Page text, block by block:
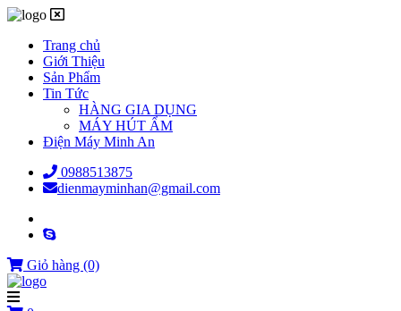
Trang chủ
Giới Thiệu
Sản Phẩm
Tin Tức
HÀNG GIA DỤNG
MÁY HÚT ẨM
Điện Máy Minh An
0988513875
dienmayminhan@gmail.com
Giỏ hàng (0)